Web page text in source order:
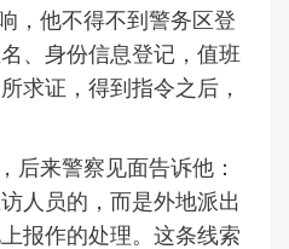
，他不得不到警务区登
、身份信息登记，值班
求证，得到指令之后，
后来警察见面告诉他：
人员的，而是外地派出
报作的处理。这条线索